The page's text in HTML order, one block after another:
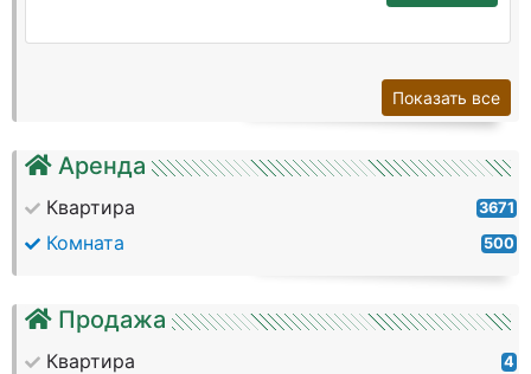
Аренда
Квартира 3671
Комната 500
Продажа
Квартира 4
Показать все